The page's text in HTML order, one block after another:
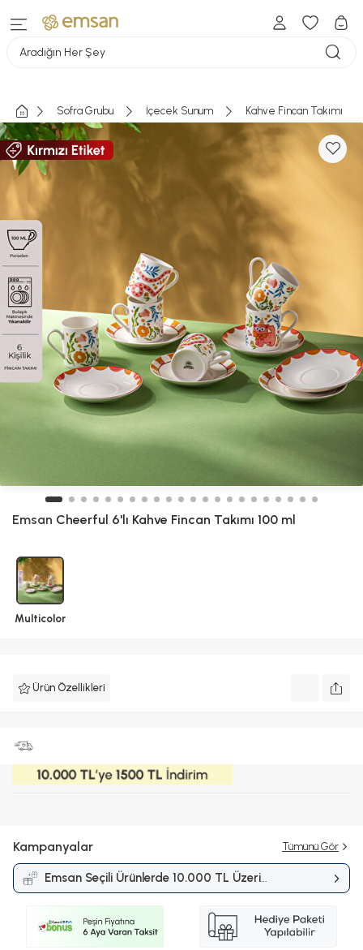
Aradığın Her Şey
Sofra Grubu İçecek Sunum Kahve Fincan Takımı
Emsan Cheerful 6'lı Kahve Fincan Takımı 100 ml
Multicolor
Ürün Özellikleri
Kampanyalar Tümünü Gör
Emsan Seçili Ürünlerde 10.000 TL Üzeri
Alışverişlerde 1.500 TL İndirimKampanyası